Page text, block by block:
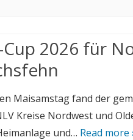
2026 für
Maisamstag fand der
Kreise Nordwest und
und… Read more